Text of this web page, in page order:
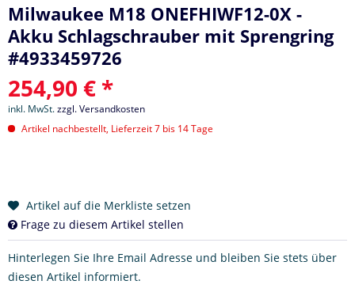
Milwaukee M18 ONEFHIWF12-0X -
Akku Schlagschrauber mit Sprengring
#4933459726
254,90 € *
inkl. MwSt.zzgl. Versandkosten
Artikel nachbestellt, Lieferzeit 7 bis 14 Tage
Artikel auf die Merkliste setzen
Frage zu diesem Artikel stellen
Hinterlegen Sie Ihre Email Adresse und bleiben Sie stets über
diesen Artikel informiert.